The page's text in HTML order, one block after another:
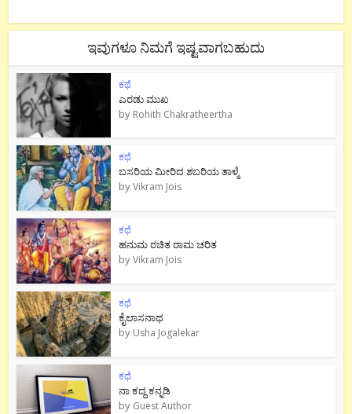
ಇವುಗಳೂ ನಿಮಗೆ ಇಷ್ಟವಾಗಬಹುದು
ಕಥೆ
ಎರಡು ಮುಖ
by Rohith Chakratheertha
ಕಥೆ
ಬಸರಿಯ ಮೀರಿದ ಶಬರಿಯ ತಾಳ್ಮೆ
byVikram Jois
ಕಥೆ
ಹನುಮ ರಚಿತ ರಾಮ‌ ಚರಿತ
byVikram Jois
ಕಥೆ
ಕೈಲಾಸನಾಥ
by Usha Jogalekar
ಕಥೆ
ನಾ ಕದ್ದ ಕನ್ನಡಿ
by Guest Author